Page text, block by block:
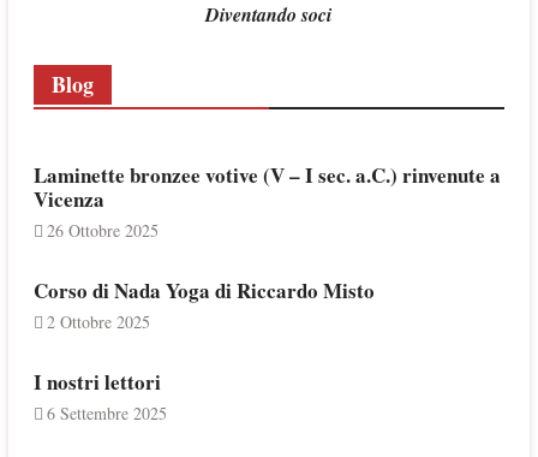
Diventando soci
Blog
Laminette bronzee votive (V – I sec. a.C.) rinvenute a
Vicenza
26 Ottobre 2025
Corso di Nada Yoga di Riccardo Misto
2 Ottobre 2025
I nostri lettori
6 Settembre 2025